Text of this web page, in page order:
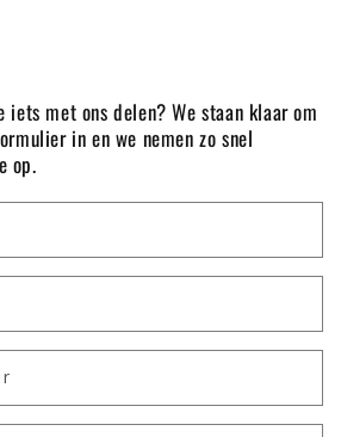
met ons delen? We staan klaar om
in en we nemen zo snel
op.